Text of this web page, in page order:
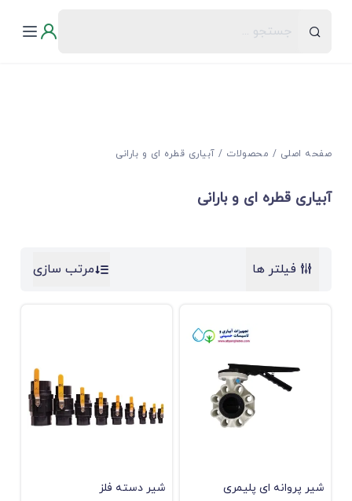
صفحه اصلی محصولات آبیاری قطره ای و بارانی
آبیاری قطره ای و بارانی
فیلتر ها مرتب سازی
ﺷﯿﺮ ﭘﺮواﻧﻪ ای ﭘﻠﯿﻤﺮی شیر دسته فلز